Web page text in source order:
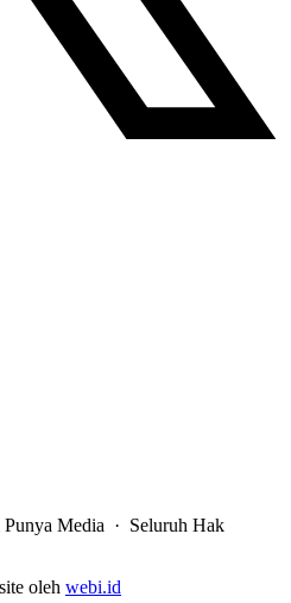
Media · Seluruh Hak
oleh webi.id